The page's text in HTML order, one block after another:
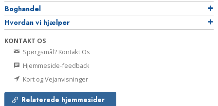
Boghandel
Hvordan vi hjælper
KONTAKT OS
Spørgsmål? Kontakt Os
Hjemmeside-feedback
Kort og Vejanvisninger
Relaterede hjemmesider